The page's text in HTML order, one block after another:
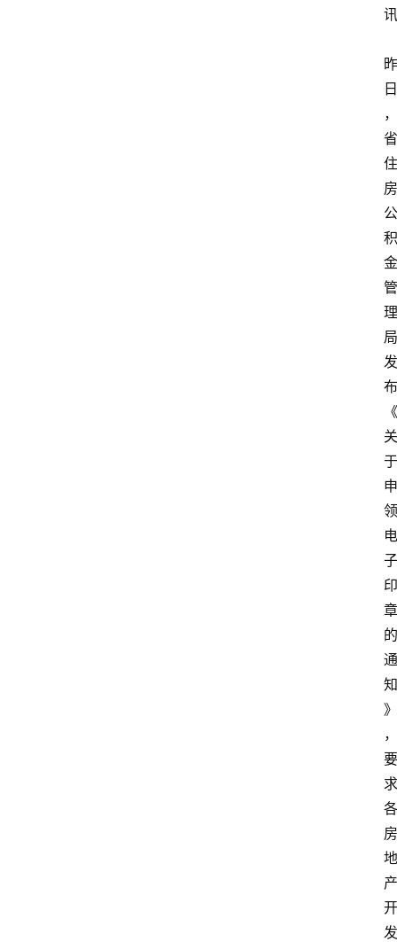
讯
昨
日
，
省
住
房
公
积
金
管
理
局
发
布
《
关
于
申
领
电
子
印
章
的
通
知
》
，
要
求
各
房
地
产
开
发